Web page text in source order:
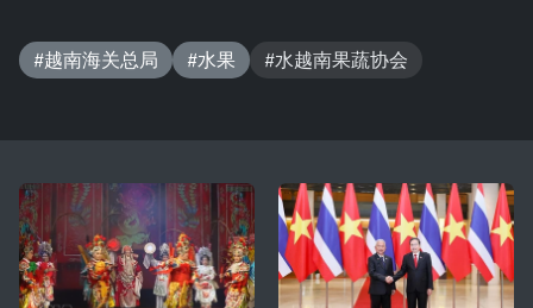
#越南海关总局 #水果 #水越南果蔬协会